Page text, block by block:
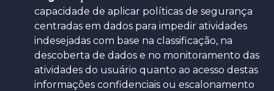
capacidade de aplicar políticas de segurança
centradas em dados para impedir atividades
indesejadas com base na classificação, na
descoberta de dados e no monitoramento das
atividades do usuário quanto ao acesso destas
informações confidenciais ou escalonamento